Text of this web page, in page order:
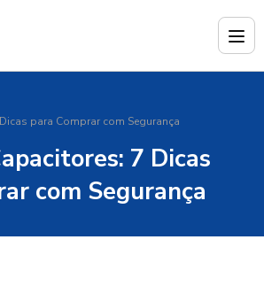
para Comprar com Segurança
7 Dicas
com Segurança